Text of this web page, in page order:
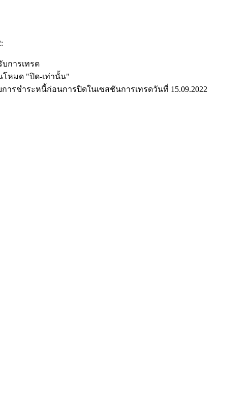
บการเทรด
นโหมด "ปิด-เท่านั้น"
บการชำระหนี้ก่อนการปิดในเซสชันการเทรดวันที่ 15.09.2022